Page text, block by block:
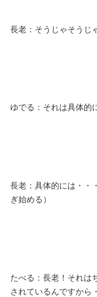
長老：そうじゃそうじゃ
ゆでる：それは具体的
長老：具体的には・・
ぎ始める）
たべる：長老！それは
されているんですから